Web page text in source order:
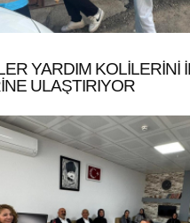
YARDIM KOLİLERİNİ
ULAŞTIRIYOR